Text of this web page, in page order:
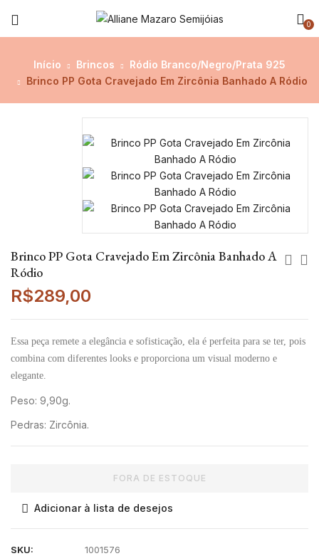
0
Início Brincos
Ródio Branco/Negro/Prata 925
Brinco PP Gota Cravejado Em Zircônia Banhado A Ródio
Brinco PP Gota Cravejado Em Zircônia Banhado A
Ródio
R$289,00
Essa peça remete a elegância e sofisticação, ela é perfeita para se ter, pois
combina com diferentes looks e proporciona um visual moderno e
elegante.
Peso: 9,90g.
Pedras: Zircônia.
FORA DE ESTOQUE
Adicionar à lista de desejos
SKU:
1001576